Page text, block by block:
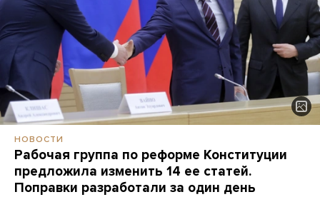
НОВОСТИ
Рабочая группа по реформе Конституции
предложила изменить 14 ее статей.
Поправки разработали за один день